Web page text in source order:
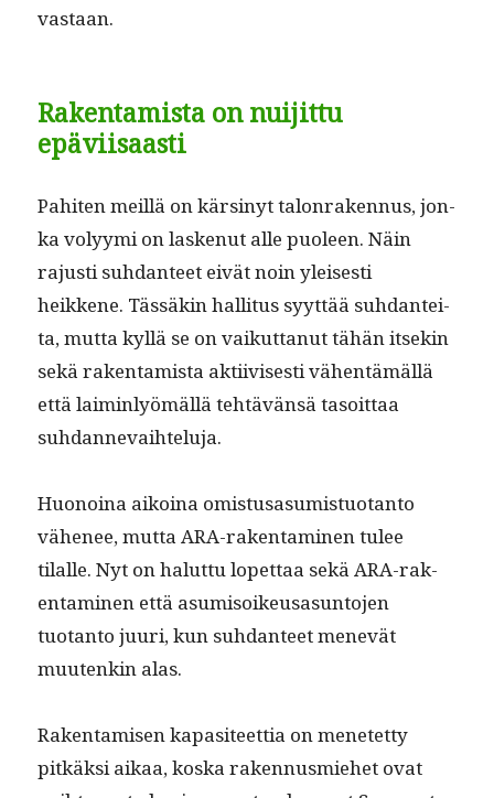
vastaan.
Rakentamista on nuijittu
epäviisaasti
Pahiten meil­lä on kärsinyt talon­raken­nus, jon­
ka volyy­mi on laskenut alle puoleen. Näin
rajusti suh­dan­teet eivät noin yleis­es­ti
heikkene. Tässäkin hal­li­tus syyt­tää suh­dan­tei­
ta, mut­ta kyl­lä se on vaikut­tanut tähän itsekin
sekä rak­en­tamista akti­ivis­es­ti vähen­tämäl­lä
että laimin­lyömäl­lä tehtävän­sä tasoit­taa
suhdannevaihteluja.
Huonoina aikoina omis­tusasum­is­tuotan­to
vähe­nee, mut­ta ARA-rak­en­t­a­mi­nen tulee
tilalle. Nyt on halut­tu lopet­taa sekä ARA-rak­
en­t­a­mi­nen että asum­isoikeusasun­to­jen
tuotan­to juuri, kun suh­dan­teet menevät
muutenkin alas.
Rak­en­tamisen kap­a­siteet­tia on menetet­ty
pitkäk­si aikaa, kos­ka raken­nus­miehet ovat